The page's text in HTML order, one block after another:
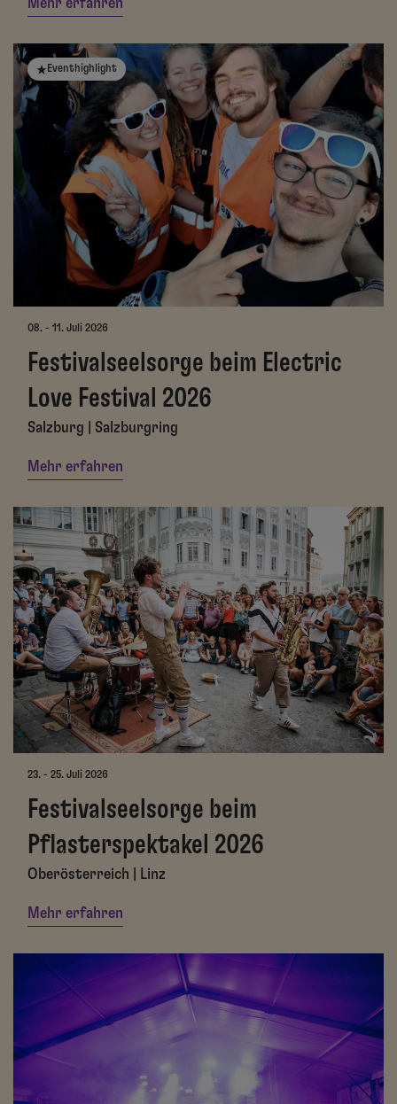
Mehr erfahren
Eventhighlight
08. - 11. Juli 2026
Festivalseelsorge beim Electric
Love Festival 2026
Salzburg | Salzburgring
Mehr erfahren
23. - 25. Juli 2026
Festivalseelsorge beim
Pflasterspektakel 2026
Oberösterreich | Linz
Mehr erfahren